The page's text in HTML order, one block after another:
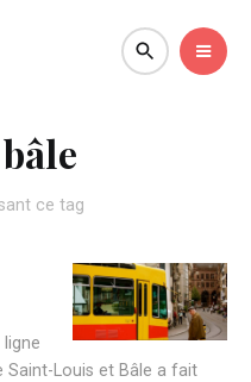
bâle
ce tag
ligne
Louis et Bâle a fait